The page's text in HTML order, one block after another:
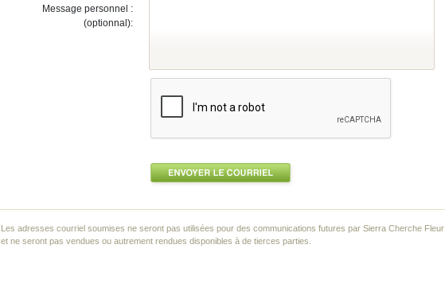
Message personnel :
(optionnal):
Les adresses courriel soumises ne seront pas utilisées pour des communications futures par Sierra Cherche Fleur
et ne seront pas vendues ou autrement rendues disponibles à de tierces parties.